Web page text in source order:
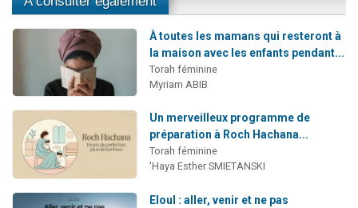
À toutes les mamans qui resteront à
la maison avec les enfants pendant...
Torah féminine
Myriam ABIB
Un merveilleux programme de
préparation à Roch Hachana...
Torah féminine
'Haya Esther SMIETANSKI
Eloul : aller, venir et ne pas